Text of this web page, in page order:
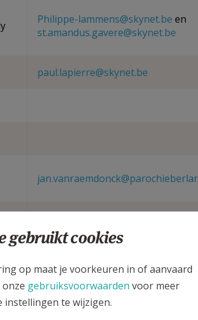
Philippe-lammens@skynet.be en
st.amandus.gavere@skynet.be
paul.lapierre@skynet.be
tina.blommaert@outlook.com
gebruikt cookies
op maat je voorkeuren in of aanvaard
gebruiksvoorwaarden voor meer
te wijzigen.